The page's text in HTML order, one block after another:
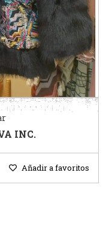
INC.
Añadir a favoritos